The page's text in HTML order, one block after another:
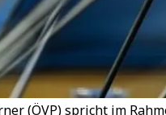
(ÖVP) spricht im